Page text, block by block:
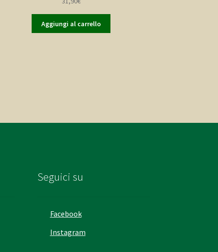
Aggiungi al carrello
Seguici su
Facebook
Instagram